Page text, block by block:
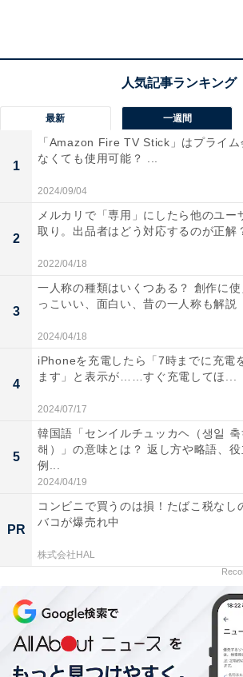
（12.3%）が続きました。2022年4月
任給額は、「20〜24万円」の間で設定
初任給の平均額
初任給の「平均額」は、全体では23.6
ると、男性が24.2万円、女性が22.3万
1.9万円高いことが分かりました。
最新 一週間
1
「Amazon Fire TV Stick」はプライム
なくても使用可能？ ...
2024/09/04
2
メルカリで「専用」にしたら他のユー
取り。出品者はどう対応するのが正解
2022/04/18
3
一人称の種類はいくつある？ 創作に
っこいい、面白い、昔の一人称も解説
2024/04/18
4
iPhoneを充電したら「7時までに充電
ます」と表示が……すぐ充電してほ...
2024/07/17
5
韓国語「センイルチュッカヘ（생일 축
해）」の意味とは？ 返し方や略語、役
例...
2024/04/19
PR
コンビニで買うのは損！たばこ税なし
バコが爆売れ中
株式会社HAL